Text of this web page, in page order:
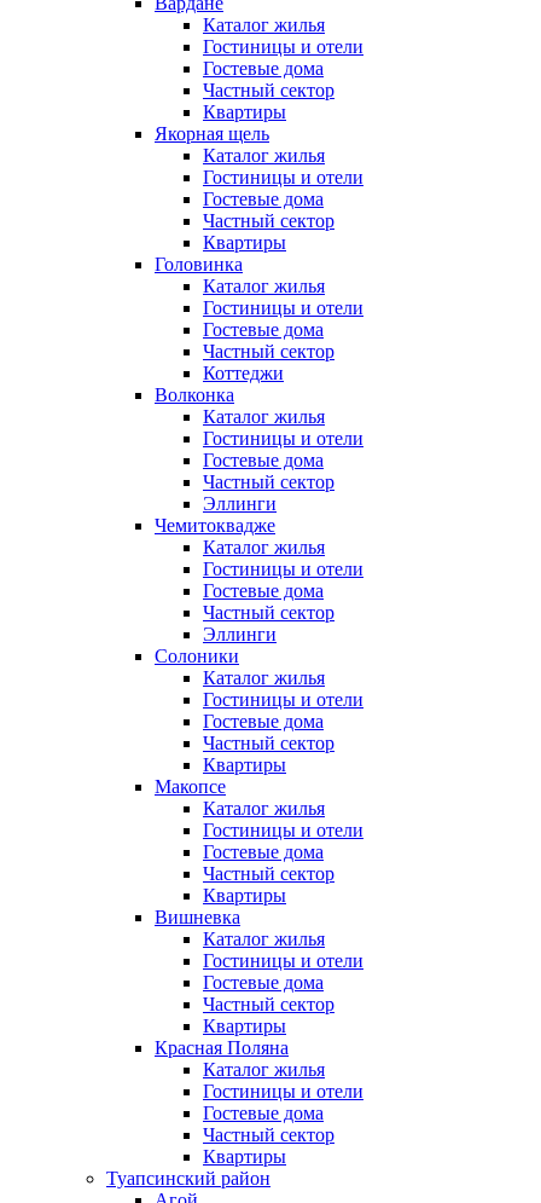
Каталог жилья
Гостиницы и отели
Гостевые дома
Частный сектор
Квартиры
Якорная щель
Каталог жилья
Гостиницы и отели
Гостевые дома
Частный сектор
Квартиры
Головинка
Каталог жилья
Гостиницы и отели
Гостевые дома
Частный сектор
Коттеджи
Волконка
Каталог жилья
Гостиницы и отели
Гостевые дома
Частный сектор
Эллинги
Чемитоквадже
Каталог жилья
Гостиницы и отели
Гостевые дома
Частный сектор
Эллинги
Солоники
Каталог жилья
Гостиницы и отели
Гостевые дома
Частный сектор
Квартиры
Макопсе
Каталог жилья
Гостиницы и отели
Гостевые дома
Частный сектор
Квартиры
Вишневка
Каталог жилья
Гостиницы и отели
Гостевые дома
Частный сектор
Квартиры
Красная Поляна
Каталог жилья
Гостиницы и отели
Гостевые дома
Частный сектор
Квартиры
Туапсинский район